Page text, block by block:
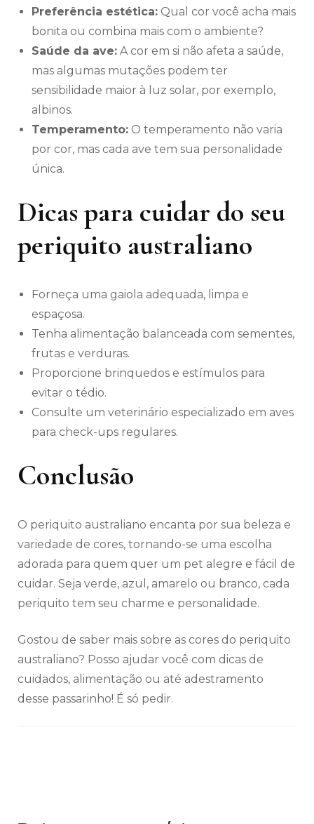
Preferência estética: Qual cor você acha mais
bonita ou combina mais com o ambiente?
Saúde da ave: A cor em si não afeta a saúde,
mas algumas mutações podem ter
sensibilidade maior à luz solar, por exemplo,
albinos.
Temperamento: O temperamento não varia
por cor, mas cada ave tem sua personalidade
única.
Dicas para cuidar do seu
periquito australiano
Forneça uma gaiola adequada, limpa e
espaçosa.
Tenha alimentação balanceada com sementes,
frutas e verduras.
Proporcione brinquedos e estímulos para
evitar o tédio.
Consulte um veterinário especializado em aves
para check-ups regulares.
Conclusão
O periquito australiano encanta por sua beleza e
variedade de cores, tornando-se uma escolha
adorada para quem quer um pet alegre e fácil de
cuidar. Seja verde, azul, amarelo ou branco, cada
periquito tem seu charme e personalidade.
Gostou de saber mais sobre as cores do periquito
australiano? Posso ajudar você com dicas de
cuidados, alimentação ou até adestramento
desse passarinho! É só pedir.